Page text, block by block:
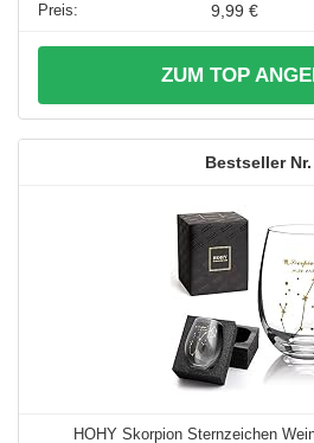
9,99 €
ZUM TOP
HOHY Skorpion Sternzeichen